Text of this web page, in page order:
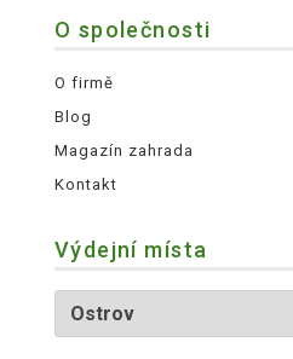
O společnosti
O firmě
Blog
Magazín zahrada
Kontakt
Výdejní místa